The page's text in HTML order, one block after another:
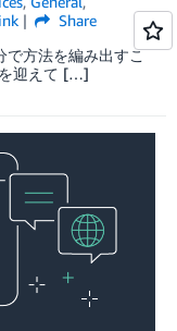
Share
で方法を編み出すこ
を迎えて […]